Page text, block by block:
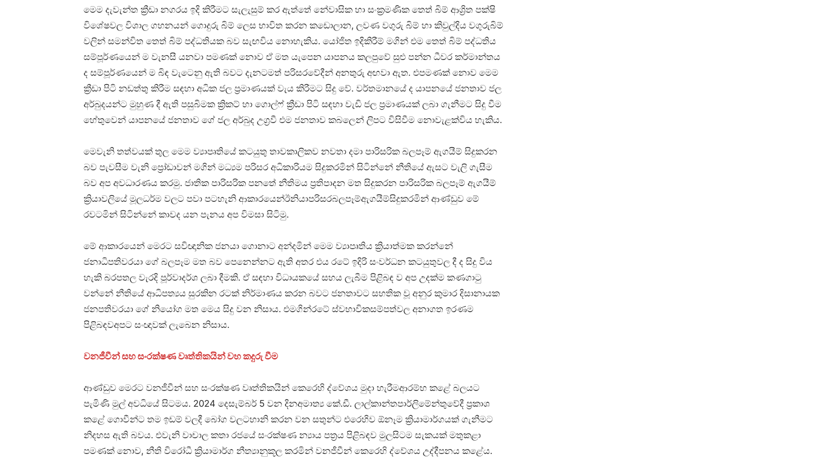
මෙම දැවැන්ත ක්‍රීඩා නගරය ඉදි කිරීමට සැලැසුම් කර ඇත්තේ නේවාසික හා සංක්‍රමණික තෙත් බිම් ආශ්‍රිත පක්ෂි
විශේෂවල විශාල ගහනයන් ගොදුරු බිම් ලෙස භාවිත කරන කඩොලාන, ලවණ වගුරු බිම් හා කිවුල්දිය වගුරුබිම්
වලින් සමන්විත තෙත් බිම් පද්ධතියක බව සැඟවිය නොහැකිය. යෝජිත ඉදිකිරීම් මගින් එම තෙත් බිම් පද්ධතිය
සම්පූර්ණයෙන් ම වැනසී යනවා පමණක් නොව ඒ මත යැපෙන යාපනය කලපුවේ සුළු පන්න ධීවර කර්මාන්තය
ද සම්පූර්ණයෙන් ම බිඳ වැටෙනු ඇති බවට දැනටමත් පරිසරවේදීන් අනතුරු අඟවා ඇත. එපමණක් නොව මෙම
ක්‍රීඩා පිටි නඩත්තු කිරීම සඳහා අධික ජල ප්‍රමාණයක් වැය කිරීමට සිදු වේ. වර්තමානයේ ද යාපනයේ ජනතාව ජල
අර්බුදයන්ට මුහුණ දී ඇති පසුබිමක ක්‍රිකට් හා ගොල්ෆ් ක්‍රීඩා පිටි සඳහා වැඩි ජල ප්‍රමාණයක් ලබා ගැනීමට සිදු වීම
හේතුවෙන් යාපනයේ ජනතාව ගේ ජල අර්බුද උග්‍රවී එම ජනතාව කබලෙන් ලිපට විසිවීම නොවැළක්විය හැකිය.
මෙවැනි තත්වයක් තුල මෙම ව්‍යාපෘතියේ කටයුතු තාවකාලිකව නවතා දමා පාරිසරික බලපෑම් ඇගයීම් සිදුකරන
බව පැවසීම වැනි ප්‍රෝඩාවන් මගින් මධ්‍යම පරිසර අධිකාරියම සිදුකරමින් සිටින්නේ නීතියේ ඇසට වැලි ගැසීම
බව අප අවධාරණය කරමු. ජාතික පාරිසරික පනතේ නීතිමය ප්‍රතිපාදන මත සිදුකරන පාරිසරික බලපෑම් ඇගයීම්
ක්‍රියාවලියේ මූලධර්ම වලට පවා පටහැනි ආකාරයෙන්ඊනියාපරිසරබලපෑම්ඇගයීම්සිදුකරමින් ආණ්ඩුව මේ
රවටමින් සිටින්නේ කාවද යන පැනය අප විමසා සිටිමු.
මේ ආකාරයෙන් මෙරට සවිඥානික ජනයා ගොනාට අන්දමින් මෙම ව්‍යාපෘතිය ක්‍රියාත්මක කරන්නේ
ජනාධිපතිවරයා ගේ බලපෑම මත බව පෙනෙන්නට ඇති අතර එය රටේ ඉදිරි සංවර්ධන කටයුතුවල දී ද සිදු විය
හැකි බරපතල වැරදි පූර්වාදර්ශ ලබා දීමකි. ඒ සඳහා විධායකයේ සහය ලැබීම පිළිබඳ ව අප උදක්ම කණගාටු
වන්නේ නීතියේ ආධිපත්‍යය සුරකින රටක් නිර්මාණය කරන බවට ජනතාවට සහතික වූ අනුර කුමාර දිසානායක
ජනපතිවරයා ගේ නියෝග මත මෙය සිදු වන නිසාය. එමගින්රටේ ස්වභාවිකසම්පත්වල අනාගත ඉරණම
පිළිබඳවඅපට සංඥාවක් ලැබෙන නිසාය.
වනජීවීන් සහ සංරක්ෂණ වෘත්තිකයින් වහ කදුරු වීම
ආණ්ඩුව මෙරට වනජීවීන් සහ සංරක්ෂණ වෘත්තිකයින් කෙරෙහි ද්වේශය මුදා හැරීමආරම්භ කළේ බලයට
පැමිණි මුල් අවධියේ සිටමය. 2024 දෙසැම්බර් 5 වන දිනඅමාත්‍ය කේ.ඩී. ලාල්කාන්තපාර්ලිමේන්තුවේදී ප්‍රකාශ
කළේ ගොවීන්ට තම ඉඩම් වලදී බෝග වලටහානි කරන වන සතුන්ට එරෙහිව ඕනෑම ක්‍රියාමාර්ගයක් ගැනීමට
නිදහස ඇති බවය. එවැනි වාචාල කතා රජයේ සංරක්ෂණ න්‍යාය පත්‍රය පිළිබඳව මුලසිටම සැකයක් මතුකළා
පමණක් නොව, නීති විරෝධී ක්‍රියාමාර්ග නීත්‍යානුකූල කරමින් වනජීවීන් කෙරෙහි ද්වේශය උද්දීපනය කළේය.